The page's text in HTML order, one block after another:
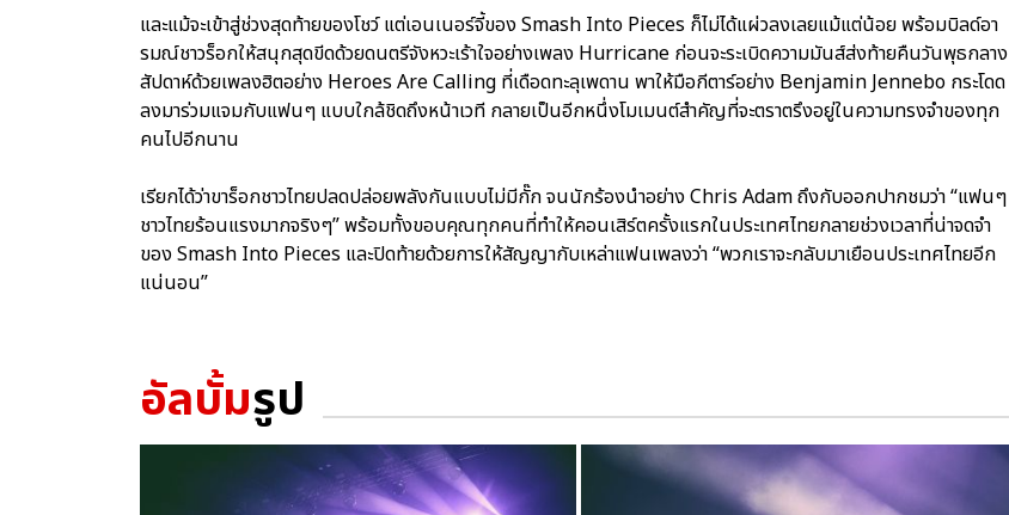
และแม้จะเข้าสู่ช่วงสุดท้ายของโชว์ แต่เอนเนอร์จี้ของ Smash Into Pieces ก็ไม่ได้แผ่วลงเลยแม้แต่น้อย พร้อมบิลด์อา
รมณ์ชาวร็อกให้สนุกสุดขีดด้วยดนตรีจังหวะเร้าใจอย่างเพลง Hurricane ก่อนจะระเบิดความมันส์ส่งท้ายคืนวันพุธกลาง
สัปดาห์ด้วยเพลงฮิตอย่าง Heroes Are Calling ที่เดือดทะลุเพดาน พาให้มือกีตาร์อย่าง Benjamin Jennebo กระโดด
ลงมาร่วมแจมกับแฟนๆ แบบใกล้ชิดถึงหน้าเวที กลายเป็นอีกหนึ่งโมเมนต์สำคัญที่จะตราตรึงอยู่ในความทรงจำของทุก
คนไปอีกนาน
เรียกได้ว่าขาร็อกชาวไทยปลดปล่อยพลังกันแบบไม่มีกั๊ก จนนักร้องนำอย่าง Chris Adam ถึงกับออกปากชมว่า “แฟนๆ
ชาวไทยร้อนแรงมากจริงๆ” พร้อมทั้งขอบคุณทุกคนที่ทำให้คอนเสิร์ตครั้งแรกในประเทศไทยกลายช่วงเวลาที่น่าจดจำ
ของ Smash Into Pieces และปิดท้ายด้วยการให้สัญญากับเหล่าแฟนเพลงว่า “พวกเราจะกลับมาเยือนประเทศไทยอีก
แน่นอน”
อัลบั้มรูป